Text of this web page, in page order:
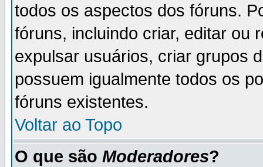
todos os aspectos dos fóruns.
fóruns, incluindo criar, editar ou
expulsar usuários, criar grupos
possuem igualmente todos os
fóruns existentes.
Voltar ao Topo
O que são Moderadores?